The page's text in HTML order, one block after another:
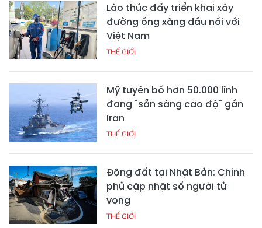
Lào thúc đẩy triển khai xây
đường ống xăng dầu nối với
Việt Nam
THẾ GIỚI
Mỹ tuyên bố hơn 50.000 lính
đang "sẵn sàng cao độ" gần
Iran
THẾ GIỚI
Động đất tại Nhật Bản: Chính
phủ cập nhật số người tử
vong
THẾ GIỚI